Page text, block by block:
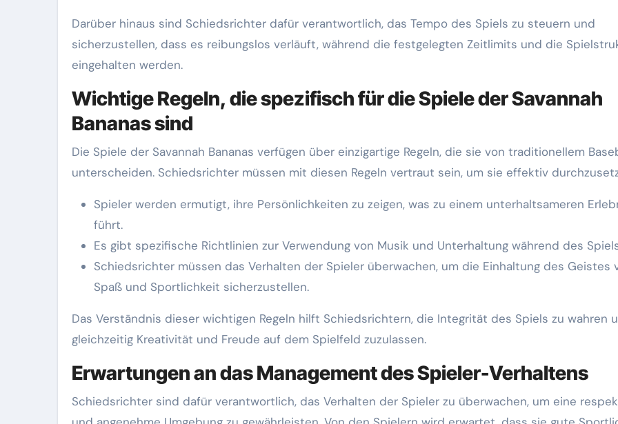
Darüber hinaus sind Schiedsrichter dafür verantwortlich, das Tempo des Spiels zu steuern und
sicherzustellen, dass es reibungslos verläuft, während die festgelegten Zeitlimits und die
eingehalten werden.
Wichtige Regeln, die spezifisch für die Spiele der Savannah
Bananas sind
Die Spiele der Savannah Bananas verfügen über einzigartige Regeln, die sie von traditionellem
unterscheiden. Schiedsrichter müssen mit diesen Regeln vertraut sein, um sie effektiv
Spieler werden ermutigt, ihre Persönlichkeiten zu zeigen, was zu einem unterhaltsameren
führt.
Es gibt spezifische Richtlinien zur Verwendung von Musik und Unterhaltung während des
Schiedsrichter müssen das Verhalten der Spieler überwachen, um die Einhaltung des Geistes
Spaß und Sportlichkeit sicherzustellen.
Das Verständnis dieser wichtigen Regeln hilft Schiedsrichtern, die Integrität des Spiels zu wahren
gleichzeitig Kreativität und Freude auf dem Spielfeld zuzulassen.
Erwartungen an das Management des Spieler-Verhaltens
Schiedsrichter sind dafür verantwortlich, das Verhalten der Spieler zu überwachen, um eine